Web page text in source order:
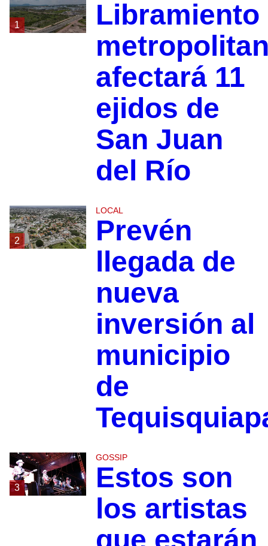
1
Libramiento
afectará 11
ejidos de
San Juan
del Río
2
LOCAL
Prevén
llegada de
nueva
inversión al
municipio
de
3
GOSSIP
Estos son
los artistas